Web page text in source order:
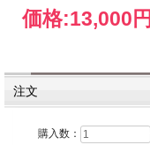
価格:13,000円
注文
購入数：